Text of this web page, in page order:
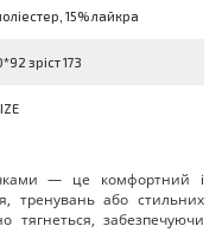
15% лайкра
зріст 173
— це комфортний і
тренувань або стильних
тягнеться, забезпечуючи